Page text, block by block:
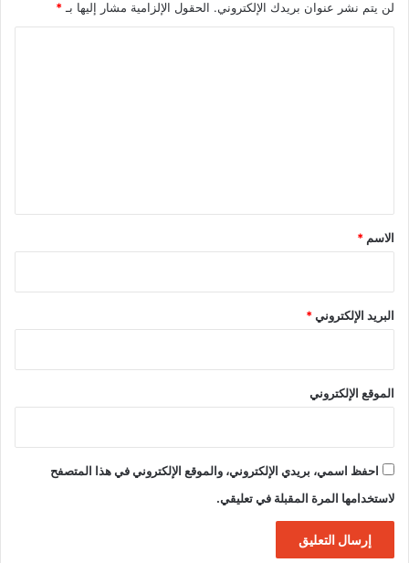
لن يتم نشر عنوان بريدك الإلكتروني. الحقول الإلزامية مشار إليها بـ *
*
الاسم *
البريد الإلكتروني*
الموقع الإلكتروني
احفظ اسمي، بريدي الإلكتروني، والموقع الإلكتروني في هذا المتصفح
لاستخدامها المرة المقبلة في تعليقي.